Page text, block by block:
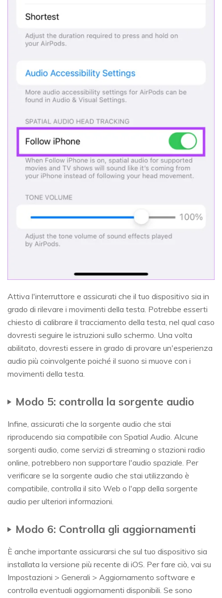
Attiva l'interruttore e assicurati che il tuo dispositivo sia in
grado di rilevare i movimenti della testa. Potrebbe esserti
chiesto di calibrare il tracciamento della testa, nel qual caso
dovresti seguire le istruzioni sullo schermo. Una volta
abilitato, dovresti essere in grado di provare un'esperienza
audio più coinvolgente poiché il suono si muove con i
movimenti della testa.
Modo 5: controlla la sorgente audio
Infine, assicurati che la sorgente audio che stai
riproducendo sia compatibile con Spatial Audio. Alcune
sorgenti audio, come servizi di streaming o stazioni radio
online, potrebbero non supportare l'audio spaziale. Per
verificare se la sorgente audio che stai utilizzando è
compatibile, controlla il sito Web o l'app della sorgente
audio per ulteriori informazioni.
Modo 6: Controlla gli aggiornamenti
È anche importante assicurarsi che sul tuo dispositivo sia
installata la versione più recente di iOS. Per fare ciò, vai su
Impostazioni > Generali > Aggiornamento software e
controlla eventuali aggiornamenti disponibili. Se sono